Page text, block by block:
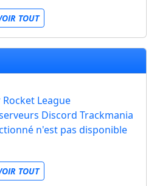
TOUT
League
Discord Trackmania
n'est pas disponible
TOUT